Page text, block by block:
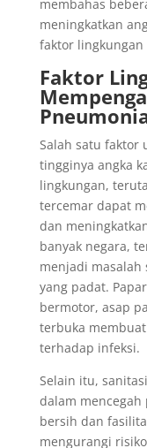
membahas
meningkatkan
faktor
Faktor
Salah satu faktor
tingginya angka
lingkungan,
tercemar dapat
dan
banyak negara,
menjadi masalah
yang padat.
bermotor, asap
terbuka
terhadap infeksi.
Selain itu,
dalam
bersih dan
mengurangi